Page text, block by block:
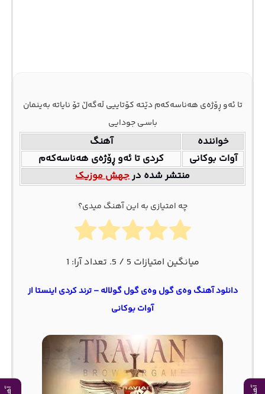
تا ئەو ڕۆژەی هەناسەکەم دێته کۆتاییی ڵەگەڵ تۆ نایاته بەینمان
باسـی جودایی
خواننده
آهنگ
آوات بوکانی
کردی تا ئەو ڕۆژەی هەناسەکەم
منتشر شده درجهش موزیک
چه امتیازی به این آهنگ میدی؟
میانگین امتیازات 5 / 5. تعداد آرا: 1
دانلود آهنگ وه‌ی گول‌ وه‌ی گول گولاله – ترند کردی اینستا از
آوات بوکانی